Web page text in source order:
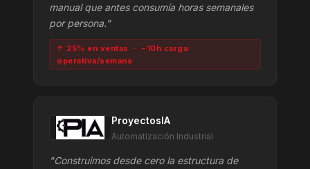
manual que antes consumía horas semanales
por persona."
↑ 25% en ventas · −10h carga
operativa/semana
ProyectosIA
Automatización Industrial
"Construimos desde cero la estructura de